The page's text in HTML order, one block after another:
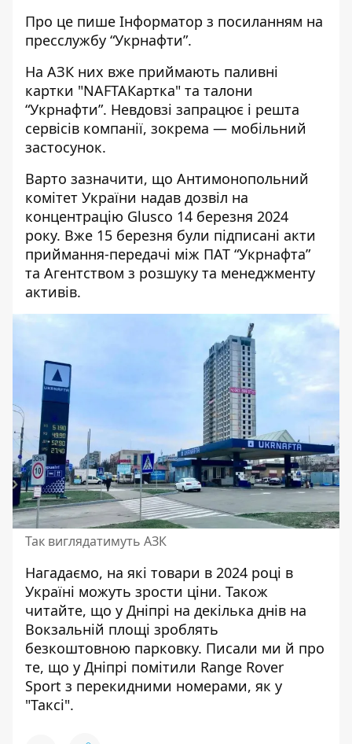
Про це пише Інформатор з посиланням на
пресслужбу “Укрнафти”.
На АЗК них вже приймають паливні
картки "NAFTAКартка" та талони
“Укрнафти”. Невдовзі запрацює і решта
сервісів компанії, зокрема — мобільний
застосунок.
Варто зазначити, що Антимонопольний
комітет України надав дозвіл на
концентрацію Glusco 14 березня 2024
року. Вже 15 березня були підписані акти
приймання-передачі між ПАТ “Укрнафта”
та Агентством з розшуку та менеджменту
активів.
Так виглядатимуть АЗК
Нагадаємо, на які товари в 2024 році в
Україні можуть зрости ціни. Також
читайте, що у Дніпрі на декілька днів на
Вокзальній площі зроблять
безкоштовною парковку. Писали ми й про
те, що у Дніпрі помітили Range Rover
Sport з перекидними номерами, як у
"Таксі".